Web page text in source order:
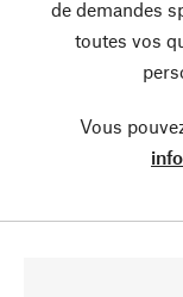
de demandes
toutes vos
Vous